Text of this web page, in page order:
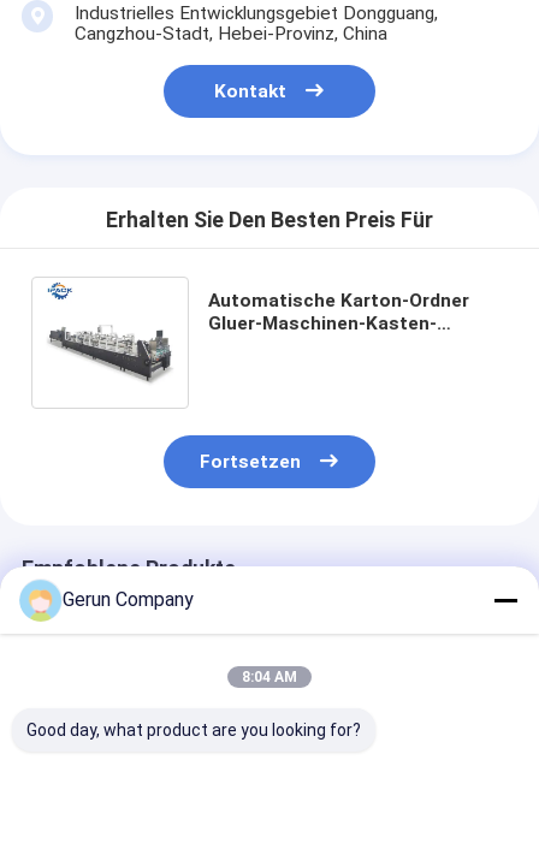
Industrielles Entwicklungsgebiet Dongguang,
Cangzhou-Stadt, Hebei-Provinz, China
Kontakt
Erhalten Sie Den Besten Preis Für
Automatische Karton-Ordner
Gluer-Maschinen-Kasten-
Fortsetzen
Empfohlene Produkte
Gerun Company
8:04 AM
Good day, what product are you looking for?